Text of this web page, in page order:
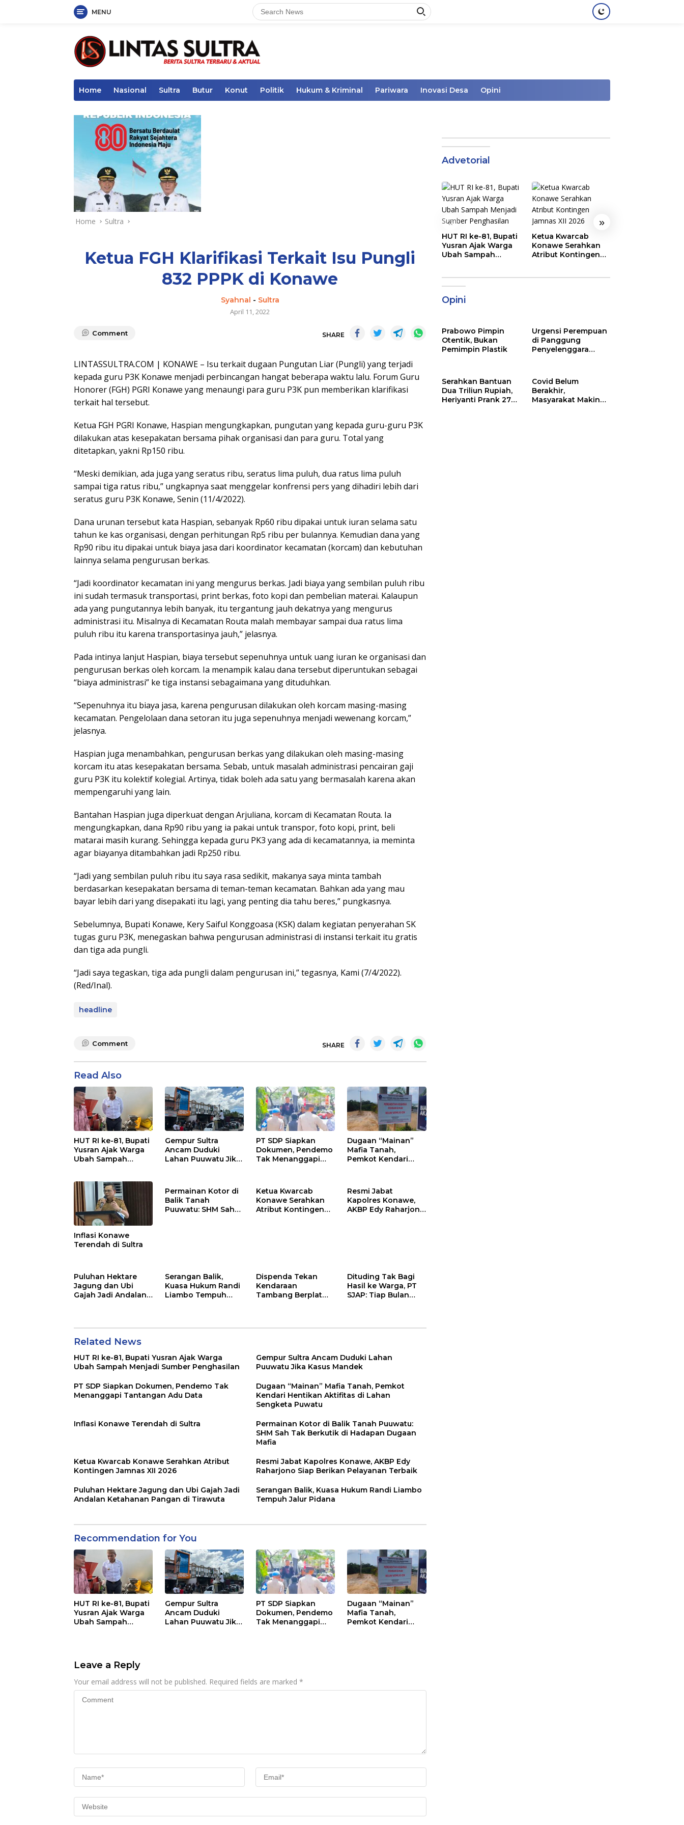
MENU
Home Nasional Sultra Butur Konut Politik Hukum & Kriminal Pariwara Inovasi Desa Opini
Home Sultra
Ketua FGH Klarifikasi Terkait Isu Pungli
832 PPPK di Konawe
Syahnal - Sultra
April 11, 2022
Comment SHARE
LINTASSULTRA.COM | KONAWE – Isu terkait dugaan Pungutan Liar (Pungli) yang terjadi
kepada guru P3K Konawe menjadi perbincangan hangat beberapa waktu lalu. Forum Guru
Honorer (FGH) PGRI Konawe yang menaungi para guru P3K pun memberikan klarifikasi
terkait hal tersebut.
Ketua FGH PGRI Konawe, Haspian mengungkapkan, pungutan yang kepada guru-guru P3K
dilakukan atas kesepakatan bersama pihak organisasi dan para guru. Total yang
ditetapkan, yakni Rp150 ribu.
“Meski demikian, ada juga yang seratus ribu, seratus lima puluh, dua ratus lima puluh
sampai tiga ratus ribu,” ungkapnya saat menggelar konfrensi pers yang dihadiri lebih dari
seratus guru P3K Konawe, Senin (11/4/2022).
Dana urunan tersebut kata Haspian, sebanyak Rp60 ribu dipakai untuk iuran selama satu
tahun ke kas organisasi, dengan perhitungan Rp5 ribu per bulannya. Kemudian dana yang
Rp90 ribu itu dipakai untuk biaya jasa dari koordinator kecamatan (korcam) dan kebutuhan
lainnya selama pengurusan berkas.
“Jadi koordinator kecamatan ini yang mengurus berkas. Jadi biaya yang sembilan puluh ribu
ini sudah termasuk transportasi, print berkas, foto kopi dan pembelian materai. Kalaupun
ada yang pungutannya lebih banyak, itu tergantung jauh dekatnya yang mengurus
administrasi itu. Misalnya di Kecamatan Routa malah membayar sampai dua ratus lima
puluh ribu itu karena transportasinya jauh,” jelasnya.
Pada intinya lanjut Haspian, biaya tersebut sepenuhnya untuk uang iuran ke organisasi dan
pengurusan berkas oleh korcam. Ia menampik kalau dana tersebut diperuntukan sebagai
“biaya administrasi” ke tiga instansi sebagaimana yang dituduhkan.
“Sepenuhnya itu biaya jasa, karena pengurusan dilakukan oleh korcam masing-masing
kecamatan. Pengelolaan dana setoran itu juga sepenuhnya menjadi wewenang korcam,”
jelasnya.
Haspian juga menambahkan, pengurusan berkas yang dilakukan oleh masing-masing
korcam itu atas kesepakatan bersama. Sebab, untuk masalah administrasi pencairan gaji
guru P3K itu kolektif kolegial. Artinya, tidak boleh ada satu yang bermasalah karena akan
mempengaruhi yang lain.
Bantahan Haspian juga diperkuat dengan Arjuliana, korcam di Kecamatan Routa. Ia
mengungkapkan, dana Rp90 ribu yang ia pakai untuk transpor, foto kopi, print, beli
matarai masih kurang. Sehingga kepada guru PK3 yang ada di kecamatannya, ia meminta
agar biayanya ditambahkan jadi Rp250 ribu.
“Jadi yang sembilan puluh ribu itu saya rasa sedikit, makanya saya minta tambah
berdasarkan kesepakatan bersama di teman-teman kecamatan. Bahkan ada yang mau
bayar lebih dari yang disepakati itu lagi, yang penting dia tahu beres,” pungkasnya.
Sebelumnya, Bupati Konawe, Kery Saiful Konggoasa (KSK) dalam kegiatan penyerahan SK
tugas guru P3K, menegaskan bahwa pengurusan administrasi di instansi terkait itu gratis
dan tiga ada pungli.
“Jadi saya tegaskan, tiga ada pungli dalam pengurusan ini,” tegasnya, Kami (7/4/2022).
(Red/Inal).
headline
Comment SHARE
Read Also
HUT RI ke-81, Bupati
Yusran Ajak Warga
Ubah Sampah
Gempur Sultra
Ancam Duduki
Lahan Puuwatu Jika
PT SDP Siapkan
Dokumen, Pendemo
Tak Menanggapi
Dugaan “Mainan”
Mafia Tanah,
Pemkot Kendari
Puwatu
Inflasi Konawe
Terendah di Sultra
Permainan Kotor di
Balik Tanah
Puuwatu: SHM Sah
Ketua Kwarcab
Konawe Serahkan
Atribut Kontingen
Resmi Jabat
Kapolres Konawe,
AKBP Edy Raharjono
Puluhan Hektare
Jagung dan Ubi
Gajah Jadi Andalan
Serangan Balik,
Kuasa Hukum Randi
Liambo Tempuh
Dispenda Tekan
Kendaraan
Tambang Berplat
Dituding Tak Bagi
Hasil ke Warga, PT
SJAP: Tiap Bulan
Related News
HUT RI ke-81, Bupati Yusran Ajak Warga
Ubah Sampah Menjadi Sumber Penghasilan
Gempur Sultra Ancam Duduki Lahan
Puuwatu Jika Kasus Mandek
PT SDP Siapkan Dokumen, Pendemo Tak
Menanggapi Tantangan Adu Data
Dugaan “Mainan” Mafia Tanah, Pemkot
Kendari Hentikan Aktifitas di Lahan
Sengketa Puwatu
Inflasi Konawe Terendah di Sultra
Permainan Kotor di Balik Tanah Puuwatu:
SHM Sah Tak Berkutik di Hadapan Dugaan
Mafia
Ketua Kwarcab Konawe Serahkan Atribut
Kontingen Jamnas XII 2026
Resmi Jabat Kapolres Konawe, AKBP Edy
Raharjono Siap Berikan Pelayanan Terbaik
Puluhan Hektare Jagung dan Ubi Gajah Jadi
Andalan Ketahanan Pangan di Tirawuta
Serangan Balik, Kuasa Hukum Randi Liambo
Tempuh Jalur Pidana
Recommendation for You
HUT RI ke-81, Bupati
Yusran Ajak Warga
Ubah Sampah
Gempur Sultra
Ancam Duduki
Lahan Puuwatu Jika
PT SDP Siapkan
Dokumen, Pendemo
Tak Menanggapi
Dugaan “Mainan”
Mafia Tanah,
Pemkot Kendari
Leave a Reply
Your email address will not be published. Required fields are marked *
Advetorial
« »
HUT RI ke-81, Bupati
Yusran Ajak Warga
Ubah Sampah
Ketua Kwarcab
Konawe Serahkan
Atribut Kontingen
Opini
Prabowo Pimpin
Otentik, Bukan
Pemimpin Plastik
Urgensi Perempuan
di Panggung
Penyelenggara
Serahkan Bantuan
Dua Triliun Rupiah,
Heriyanti Prank 270
Covid Belum
Berakhir,
Masyarakat Makin